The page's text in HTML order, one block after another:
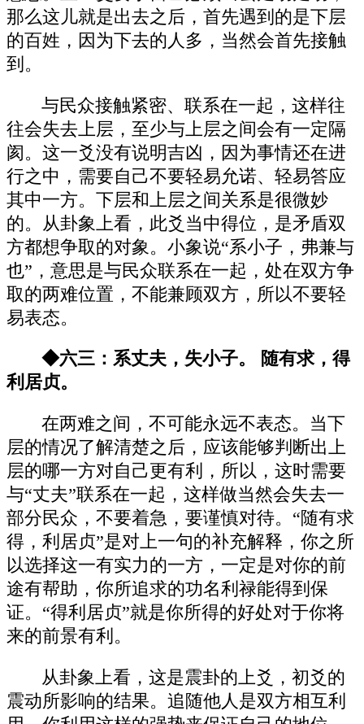
那么这儿就是出去之后，首先遇到的是下层
的百姓，因为下去的人多，当然会首先接触
到。
与民众接触紧密、联系在一起，这样往
往会失去上层，至少与上层之间会有一定隔
阂。这一爻没有说明吉凶，因为事情还在进
行之中，需要自己不要轻易允诺、轻易答应
其中一方。下层和上层之间关系是很微妙
的。从卦象上看，此爻当中得位，是矛盾双
方都想争取的对象。小象说“系小子，弗兼与
也”，意思是与民众联系在一起，处在双方争
取的两难位置，不能兼顾双方，所以不要轻
易表态。
◆六三：系丈夫，失小子。 随有求，得
利居贞。
在两难之间，不可能永远不表态。当下
层的情况了解清楚之后，应该能够判断出上
层的哪一方对自己更有利，所以，这时需要
与“丈夫”联系在一起，这样做当然会失去一
部分民众，不要着急，要谨慎对待。“随有求
得，利居贞”是对上一句的补充解释，你之所
以选择这一有实力的一方，一定是对你的前
途有帮助，你所追求的功名利禄能得到保
证。“得利居贞”就是你所得的好处对于你将
来的前景有利。
从卦象上看，这是震卦的上爻，初爻的
震动所影响的结果。追随他人是双方相互利